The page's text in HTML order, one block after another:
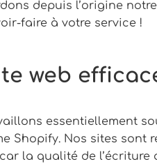
depuis l’origine
faire à votre service !
web
essentiellement
Shopify. Nos sites sont
la qualité de